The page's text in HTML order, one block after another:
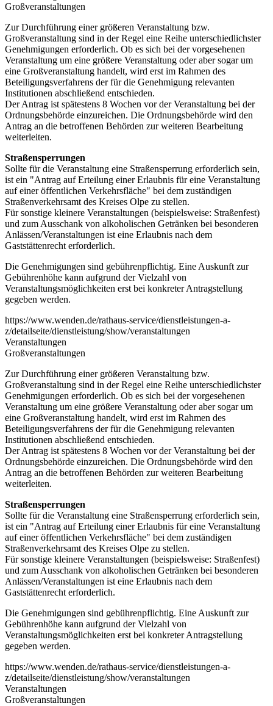
Großveranstaltungen
Zur Durchführung einer größeren Veranstaltung bzw.
Großveranstaltung sind in der Regel eine Reihe unterschiedlichster
Genehmigungen erforderlich. Ob es sich bei der vorgesehenen
Veranstaltung um eine größere Veranstaltung oder aber sogar um
eine Großveranstaltung handelt, wird erst im Rahmen des
Beteiligungsverfahrens der für die Genehmigung relevanten
Institutionen abschließend entschieden.
Der Antrag ist spätestens 8 Wochen vor der Veranstaltung bei der
Ordnungsbehörde einzureichen. Die Ordnungsbehörde wird den
Antrag an die betroffenen Behörden zur weiteren Bearbeitung
weiterleiten.
Straßensperrungen
Sollte für die Veranstaltung eine Straßensperrung erforderlich sein,
ist ein "Antrag auf Erteilung einer Erlaubnis für eine Veranstaltung
auf einer öffentlichen Verkehrsfläche" bei dem zuständigen
Straßenverkehrsamt des Kreises Olpe zu stellen.
Für sonstige kleinere Veranstaltungen (beispielsweise: Straßenfest)
und zum Ausschank von alkoholischen Getränken bei besonderen
Anlässen/Veranstaltungen ist eine Erlaubnis nach dem
Gaststättenrecht erforderlich.
Die Genehmigungen sind gebührenpflichtig. Eine Auskunft zur
Gebührenhöhe kann aufgrund der Vielzahl von
Veranstaltungsmöglichkeiten erst bei konkreter Antragstellung
gegeben werden.
https://www.wenden.de/rathaus-service/dienstleistungen-a-
z/detailseite/dienstleistung/show/veranstaltungen
Veranstaltungen
Großveranstaltungen
Zur Durchführung einer größeren Veranstaltung bzw.
Großveranstaltung sind in der Regel eine Reihe unterschiedlichster
Genehmigungen erforderlich. Ob es sich bei der vorgesehenen
Veranstaltung um eine größere Veranstaltung oder aber sogar um
eine Großveranstaltung handelt, wird erst im Rahmen des
Beteiligungsverfahrens der für die Genehmigung relevanten
Institutionen abschließend entschieden.
Der Antrag ist spätestens 8 Wochen vor der Veranstaltung bei der
Ordnungsbehörde einzureichen. Die Ordnungsbehörde wird den
Antrag an die betroffenen Behörden zur weiteren Bearbeitung
weiterleiten.
Straßensperrungen
Sollte für die Veranstaltung eine Straßensperrung erforderlich sein,
ist ein "Antrag auf Erteilung einer Erlaubnis für eine Veranstaltung
auf einer öffentlichen Verkehrsfläche" bei dem zuständigen
Straßenverkehrsamt des Kreises Olpe zu stellen.
Für sonstige kleinere Veranstaltungen (beispielsweise: Straßenfest)
und zum Ausschank von alkoholischen Getränken bei besonderen
Anlässen/Veranstaltungen ist eine Erlaubnis nach dem
Gaststättenrecht erforderlich.
Die Genehmigungen sind gebührenpflichtig. Eine Auskunft zur
Gebührenhöhe kann aufgrund der Vielzahl von
Veranstaltungsmöglichkeiten erst bei konkreter Antragstellung
gegeben werden.
https://www.wenden.de/rathaus-service/dienstleistungen-a-
z/detailseite/dienstleistung/show/veranstaltungen
Veranstaltungen
Großveranstaltungen